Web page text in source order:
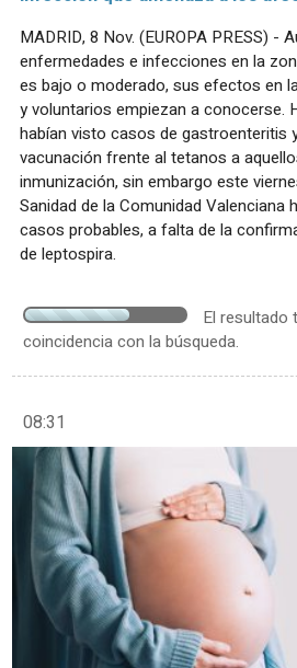
MADRID, 8 Nov. (EUROPA PRESS) -
enfermedades e infecciones en la
es bajo o moderado, sus efectos en
y voluntarios empiezan a conocerse.
habían visto casos de gastroenteritis
vacunación frente al tetanos a
inmunización, sin embargo este
Sanidad de la Comunidad Valenciana
casos probables, a falta de la
de leptospira.
El resultado
coincidencia con la búsqueda.
08:31